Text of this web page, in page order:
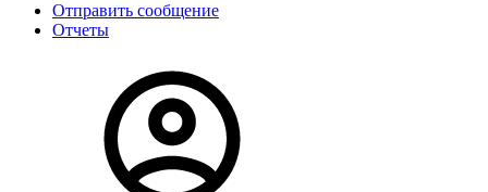
Отправить сообщение
Отчеты